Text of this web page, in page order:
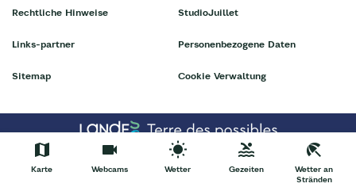
Rechtliche Hinweise
Links-partner
Sitemap
StudioJuillet
Personenbezogene Daten
Cookie Verwaltung
Karte Webcams Wetter Gezeiten
Wetter an
Stränden